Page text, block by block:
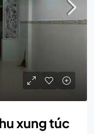
xung túc